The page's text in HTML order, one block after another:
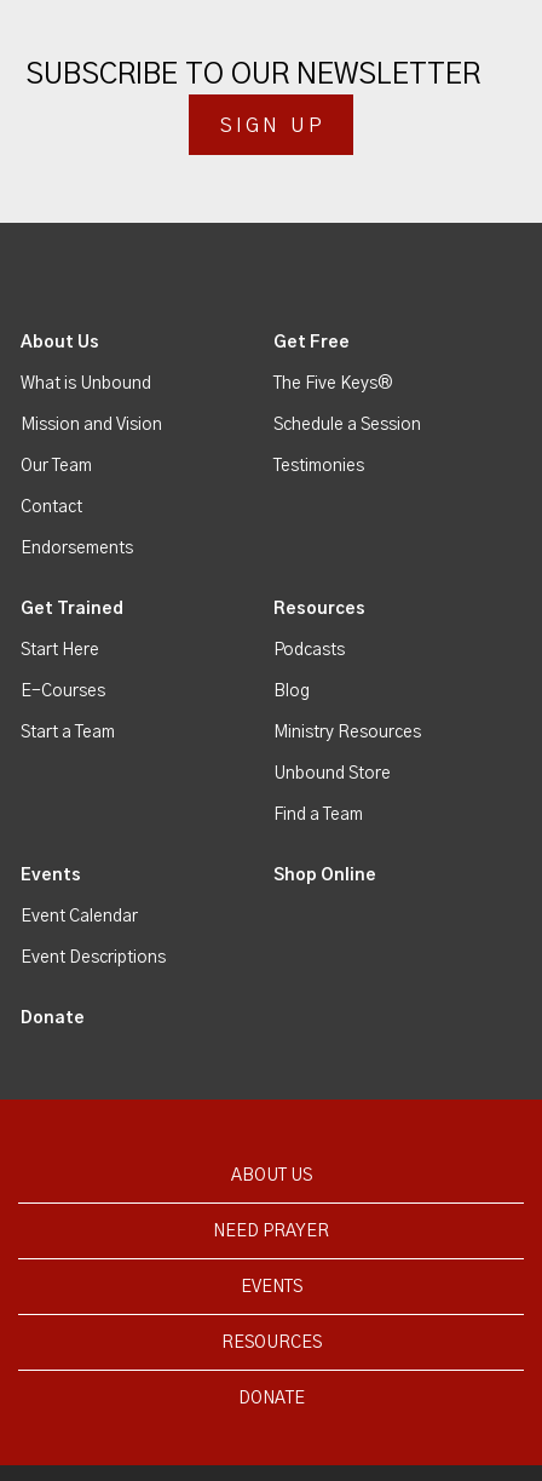
SUBSCRIBE TO OUR NEWSLETTER
SIGN UP
About Us
What is Unbound
Mission and Vision
Our Team
Contact
Endorsements
Get Free
The Five Keys®
Schedule a Session
Testimonies
Get Trained
Start Here
E-Courses
Start a Team
Resources
Podcasts
Blog
Ministry Resources
Unbound Store
Find a Team
Events
Event Calendar
Event Descriptions
Shop Online
Donate
ABOUT US
NEED PRAYER
EVENTS
RESOURCES
DONATE